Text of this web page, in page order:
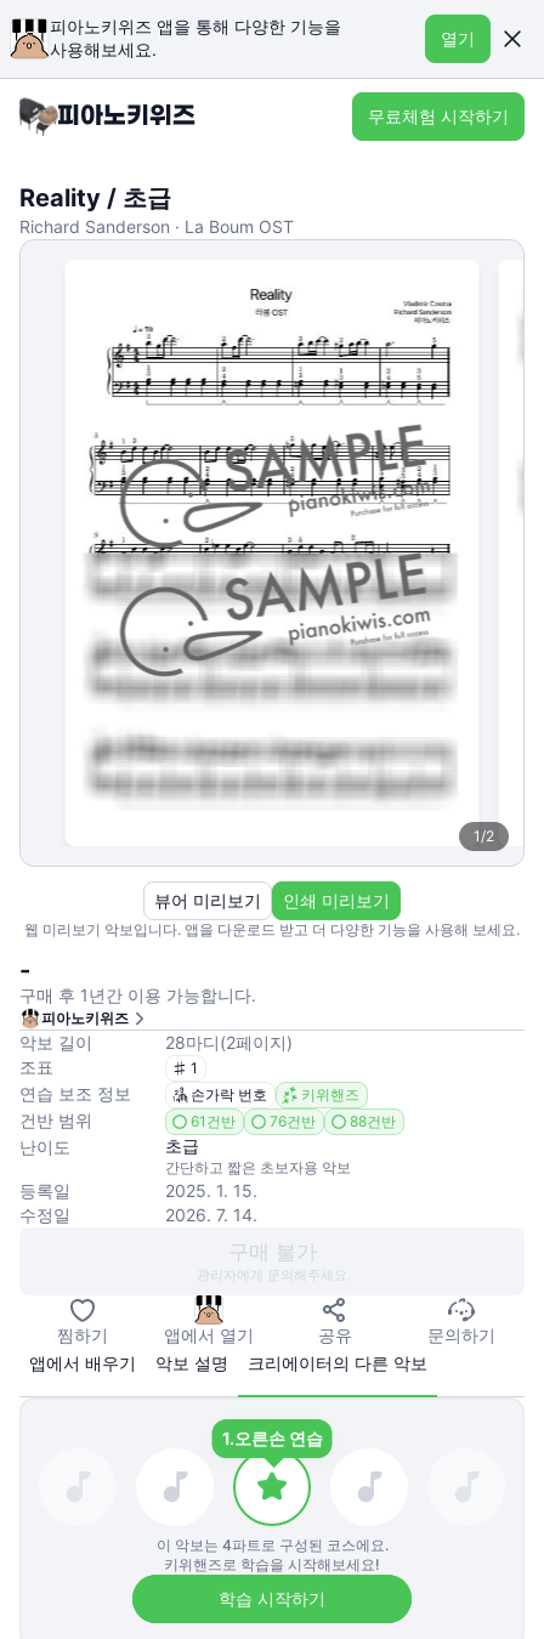
피아노키위즈 앱을 통해 다양한 기능을
사용해보세요.
열기
무료체험 시작하기
Reality / 초급
Richard Sanderson · La Boum OST
1/2
웹 미리보기 악보입니다. 앱을 다운로드 받고 더 다양한 기능을 사용해 보세요.
뷰어 미리보기 인쇄 미리보기
-
구매 후 1년간 이용 가능합니다.
피아노키위즈
악보 길이 28마디(2페이지)
조표
1
연습 보조 정보 손가락 번호 키위핸즈
건반 범위 61건반 76건반 88건반
난이도 초급
간단하고 짧은 초보자용 악보
등록일
2025. 1. 15.
수정일
2026. 7. 14.
구매 불가
관리자에게 문의해주세요
찜하기 앱에서 열기 공유
문의하기
앱에서 배우기
악보 설명 크리에이터의 다른 악보
1.오른손 연습
이 악보는 4파트로 구성된 코스에요.
키위핸즈로 학습을 시작해보세요!
학습 시작하기